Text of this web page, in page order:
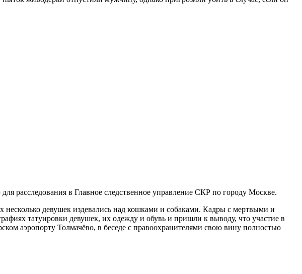
расследования в Главное следственное управление СКР по городу Москве.
несколько девушек издевались над кошками и собаками. Кадры с мертвыми и
татуировки девушек, их одежду и обувь и пришли к выводу, что участие в
аэропорту Толмачёво, в беседе с правоохранителями свою вину полностью